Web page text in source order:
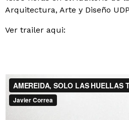
Arquitectura, Arte y Diseño
Ver trailer aqui: